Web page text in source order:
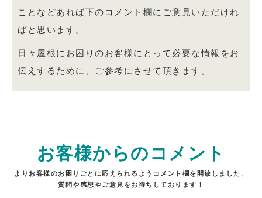
ことなどあれば下のコメント欄にご意見いただけれ
ばと思います。
日々屋根にお困りのお客様にとって必要な情報をお
伝えするために、ご参考にさせて頂きます。
お客様からのコメント
よりお客様のお困りごとに応えられるようコメント欄を開放しました。
質問や感想やご意見をお待ちしております！